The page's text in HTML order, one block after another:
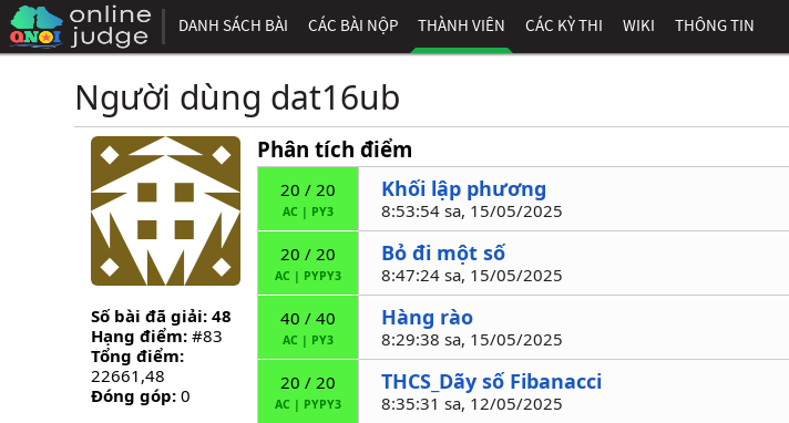
DANH SÁCH BÀI CÁC BÀI NỘP THÀNH VIÊN CÁC KỲ THI WIKI THÔNG TIN
Người dùng dat16ub
Số bài đã giải: 48
Hạng điểm: #83
Tổng điểm:
22661,48
Đóng góp: 0
Phân tích điểm
20 / 20
AC | PY3
Khối lập phương
8:53:54 sa, 15/05/2025
20 / 20
AC | PYPY3
Bỏ đi một số
8:47:24 sa, 15/05/2025
40 / 40
AC | PY3
Hàng rào
8:29:38 sa, 15/05/2025
20 / 20
AC | PYPY3
THCS_Dãy số Fibanacci
8:35:31 sa, 12/05/2025